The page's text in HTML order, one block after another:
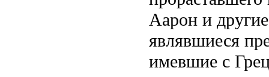
Аарон и
являвшиеся
имевшие с